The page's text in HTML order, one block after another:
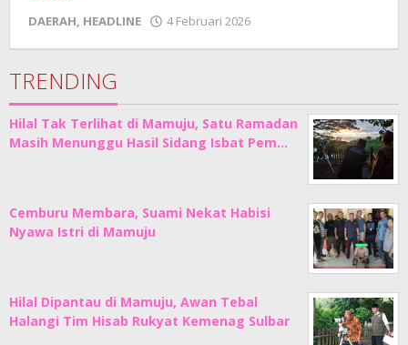
DAERAH, HEADLINE 4 Februari 2026
Junaedi
TRENDING
Hilal Tak Terlihat di Mamuju, Satu Ramadan
Masih Menunggu Hasil Sidang Isbat Pem…
Cemburu Membara, Suami Nekat Habisi
Nyawa Istri di Mamuju
Hilal Dipantau di Mamuju, Awan Tebal
Halangi Tim Hisab Rukyat Kemenag Sulbar